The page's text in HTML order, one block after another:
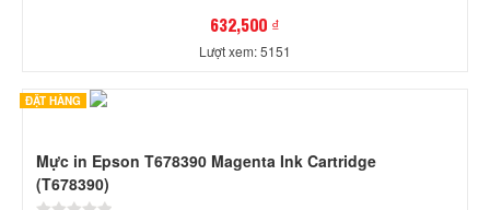
632,500 ₫
Lượt xem: 5151
ĐẶT HÀNG
Mực in Epson T678390 Magenta Ink Cartridge
(T678390)